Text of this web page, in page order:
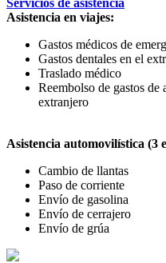
Asistencia en viajes:
Gastos médicos de
Gastos dentales en el
Traslado médico
Reembolso de gastos de
extranjero
Asistencia automovilística (3
Cambio de llantas
Paso de corriente
Envío de gasolina
Envío de cerrajero
Envío de grúa